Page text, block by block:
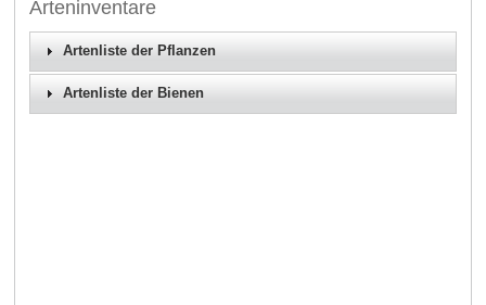
Arteninventare
Artenliste der Pflanzen
Artenliste der Bienen